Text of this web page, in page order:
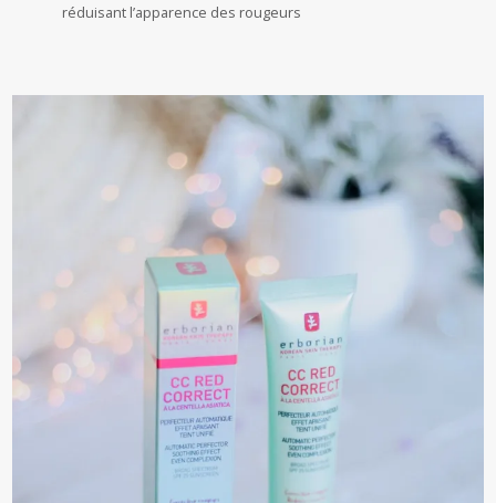
réduisant l’apparence des rougeurs